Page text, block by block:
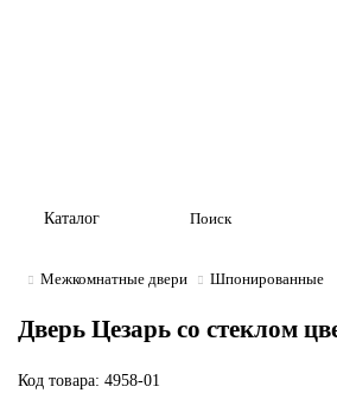
Каталог
Межкомнатные двери Шпонированные
Дверь Цезарь со стеклом
Код товара: 4958-01